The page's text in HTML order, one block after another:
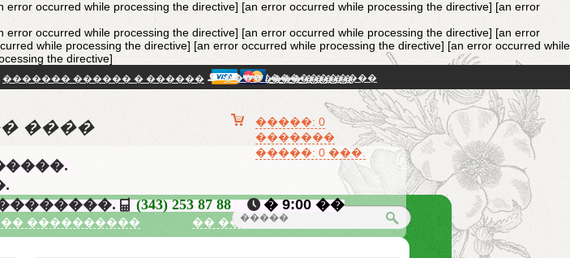
occurred while processing the directive] [an error occurred while processing the directive] [an error
occurred while processing the directive] [an error occurred while processing the directive] [an error
while processing the directive] [an error occurred while processing the directive] [an error occurred while
the directive]
������� ������ � ������
�������� �����
���� / �����������
����
�����: 0
�������
�����: 0 ���.
(343) 253 87 88
� 9:00 ��
�� ���������� �� �������